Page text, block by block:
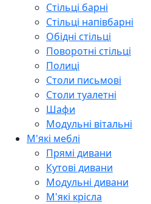
Стільці барні
Стільці напівбарні
Обідні стільці
Поворотні стільці
Полиці
Столи письмові
Столи туалетні
Шафи
Модульні вітальні
М'які меблі
Прямі дивани
Кутові дивани
Модульні дивани
М'які крісла